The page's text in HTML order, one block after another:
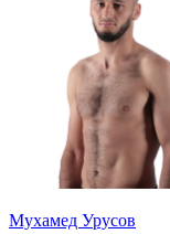
Мухамед Урусов